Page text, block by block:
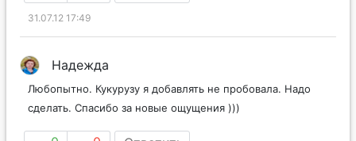
31.07.12 17:49
Надежда
Любопытно. Кукурузу я добавлять не пробовала. Надо
сделать. Спасибо за новые ощущения )))